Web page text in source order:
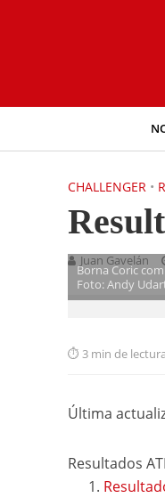
CHALLENGER •
Juan Gavelán
Borna Coric
Foto: Andy
3 min de lectura
Última
Resultados